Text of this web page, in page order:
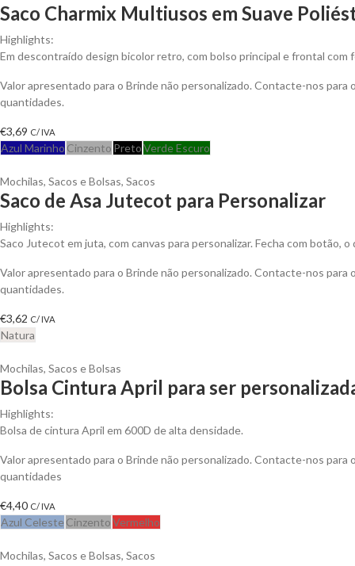
Saco Charmix Multiusos em Suave
Highlights:
Em descontraído design bicolor retro, com bolso principal e frontal com
Valor apresentado para o Brinde não personalizado. Contacte-nos
quantidades.
€3,69 C/ IVA
Azul Marinho Cinzento PretoVerde Escuro
Mochilas, Sacos e Bolsas, Sacos
Saco de Asa Jutecot para Personalizar
Highlights:
Saco Jutecot em juta, com canvas para personalizar. Fecha com botão,
Valor apresentado para o Brinde não personalizado. Contacte-nos
quantidades.
€3,62 C/ IVA
Natura
Mochilas, Sacos e Bolsas
Bolsa Cintura April para ser
Highlights:
Bolsa de cintura April em 600D de alta densidade.
Valor apresentado para o Brinde não personalizado. Contacte-nos
quantidades
€4,40 C/ IVA
Azul Celeste CinzentoVermelho
Mochilas, Sacos e Bolsas, Sacos